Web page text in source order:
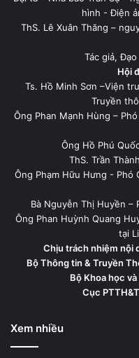
hình - Điện
ThS. Lê Xuân Thăng –
Tác giả,
Hội
Ts. Hồ Minh Sơn –Viện
Truyền
Ông Phan Mạnh Hùng –
Ông Hồ Phú
ThS. Trần
Ông Phạm Hữu Hưng - Phó
Bà Nguyễn Thị Huyền –
Ông Phan Huỳnh Quang
tại
Chịu trách nhiệm nội
Bộ Thông tin & Truyền
Bộ Khoa học
Cục
Xem nhiều